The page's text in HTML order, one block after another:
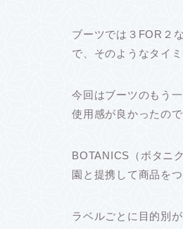
ブーツでは３FOR２
で、そのようなタイ
今回はブーツのもう
使用感が良かったの
BOTANICS（ボタニ
園と提携して商品を
ラベルごとに目的別